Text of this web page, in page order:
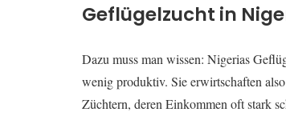
Geflügelzucht in
Dazu muss man wissen: Nigerias
wenig produktiv. Sie erwirtschaften
Züchtern, deren Einkommen oft stark